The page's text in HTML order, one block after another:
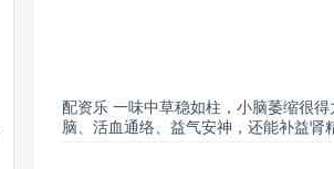
配资乐 一味中草稳如柱，小脑萎缩很
脑、活血通络、益气安神，还能补益肾